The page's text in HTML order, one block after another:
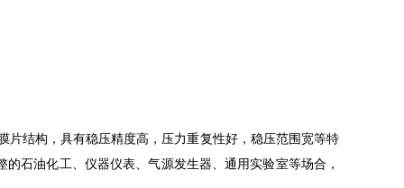
片结构，具有稳压精度高，压力重复性好，稳压范围宽等特
石油化工、仪器仪表、气源发生器、通用实验室等场合，